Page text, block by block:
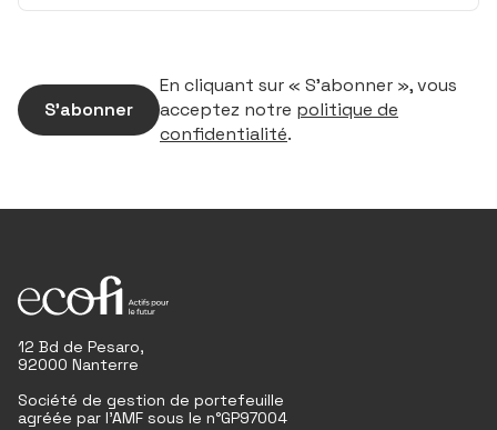
S’abonner
En cliquant sur « S’abonner », vous
acceptez notre politique de
confidentialité.
12 Bd de Pesaro,
92000 Nanterre
Société de gestion de portefeuille
agréée par l'AMF sous le n°GP97004